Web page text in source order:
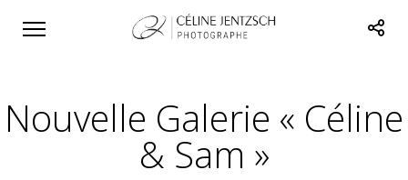
Nouvelle Galerie « Céline
& Sam »